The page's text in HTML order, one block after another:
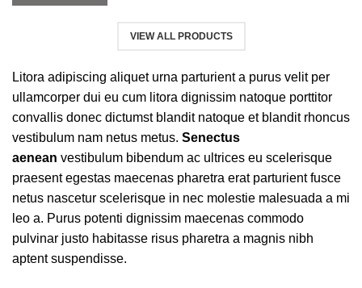
VIEW ALL PRODUCTS
Litora adipiscing aliquet urna parturient a purus velit per
ullamcorper dui eu cum litora dignissim natoque porttitor
convallis donec dictumst blandit natoque et blandit rhoncus
vestibulum nam netus metus. Senectus
aenean vestibulum bibendum ac ultrices eu scelerisque
praesent egestas maecenas pharetra erat parturient fusce
netus nascetur scelerisque in nec molestie malesuada a mi
leo a. Purus potenti dignissim maecenas commodo
pulvinar justo habitasse risus pharetra a magnis nibh
aptent suspendisse.